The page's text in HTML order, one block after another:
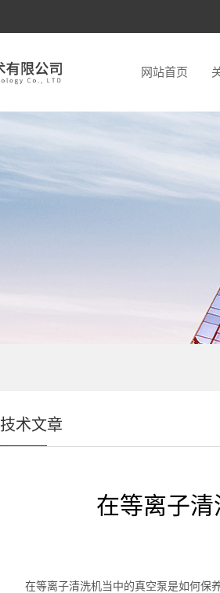
网站首页
技术文章
在等离子清
在等离子清洗机当中的真空泵是如何保养